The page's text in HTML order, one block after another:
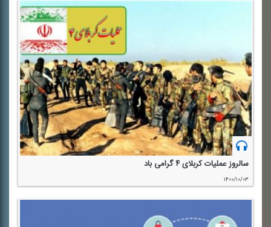
سالروز عملیات كربلای ۴ گرامی باد
۱۴۰۰/۱۰/۰۳